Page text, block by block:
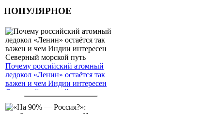
ПОПУЛЯРНОЕ
Почему российский атомный
ледокол «Ленин» остаётся так
важен и чем Индии интересен
Северный морской путь